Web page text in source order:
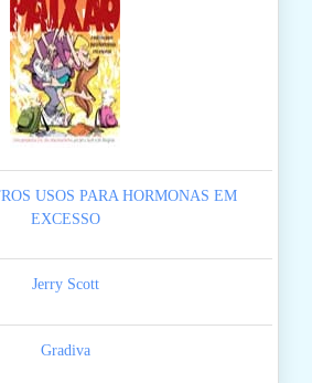
USOS PARA HORMONAS EM
EXCESSO
Jerry Scott
Gradiva